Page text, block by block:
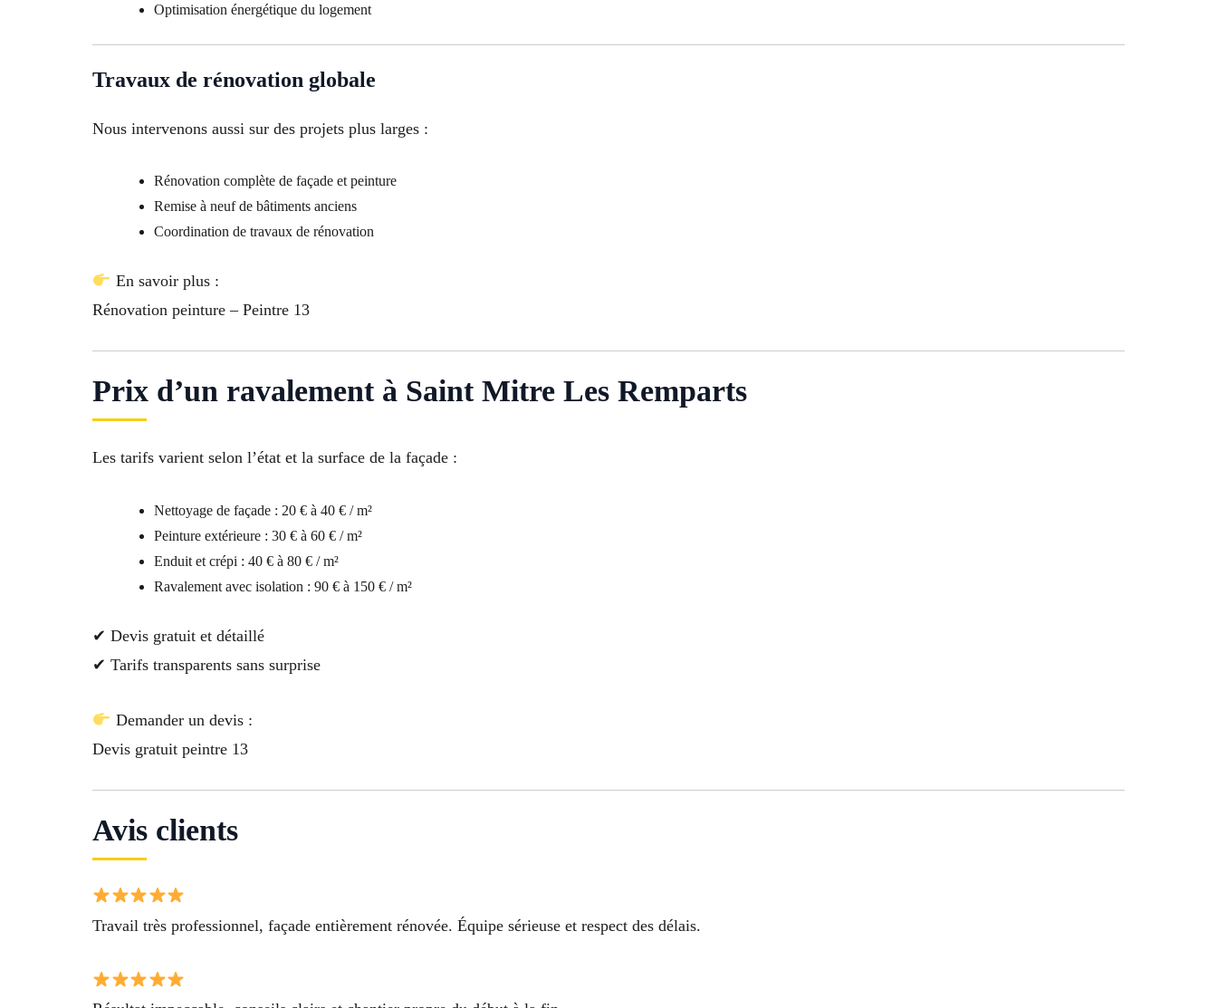
Optimisation énergétique du logement
Travaux de rénovation globale
Nous intervenons aussi sur des projets plus larges :
Rénovation complète de façade et peinture
Remise à neuf de bâtiments anciens
Coordination de travaux de rénovation
En savoir plus :
Rénovation peinture – Peintre 13
Prix d’un ravalement à Saint Mitre Les Remparts
Les tarifs varient selon l’état et la surface de la façade :
Nettoyage de façade : 20 € à 40 € / m²
Peinture extérieure : 30 € à 60 € / m²
Enduit et crépi : 40 € à 80 € / m²
Ravalement avec isolation : 90 € à 150 € / m²
✔ Devis gratuit et détaillé
✔ Tarifs transparents sans surprise
Demander un devis :
Devis gratuit peintre 13
Avis clients
Travail très professionnel, façade entièrement rénovée. Équipe sérieuse et respect des délais.